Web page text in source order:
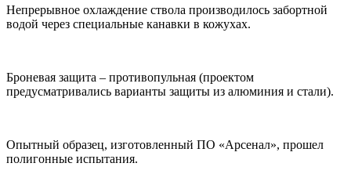
Непрерывное охлаждение ствола производилось забортной
водой через специальные канавки в кожухах.
Броневая защита – противопульная (проектом
предусматривались варианты защиты из алюминия и стали).
Опытный образец, изготовленный ПО «Арсенал», прошел
полигонные испытания.